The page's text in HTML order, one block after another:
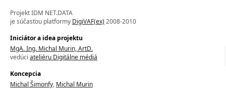
Projekt IDM NET.DATA
je súčasťou platformy DigiVAF(ex)2008-2010
Iniciátor a idea projektu
MgA. Ing. Michal Murin, ArtD.
vedúci ateliéru Digitálne médiá
Koncepcia
Michal Šimonfy, Michal Murin